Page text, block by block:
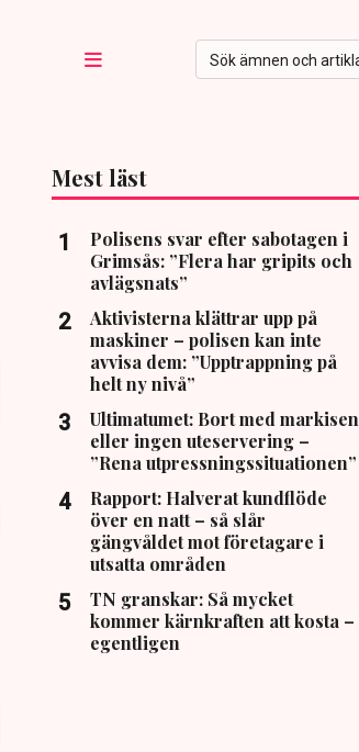
Mest läst
Polisens svar efter sabotagen i
Grimsås: ”Flera har gripits och
avlägsnats”
Aktivisterna klättrar upp på
maskiner – polisen kan inte
avvisa dem: ”Upptrappning på
helt ny nivå”
Ultimatumet: Bort med markisen
eller ingen uteservering –
”Rena utpressningssituationen”
Rapport: Halverat kundflöde
över en natt – så slår
gängvåldet mot företagare i
utsatta områden
TN granskar: Så mycket
kommer kärnkraften att kosta –
egentligen